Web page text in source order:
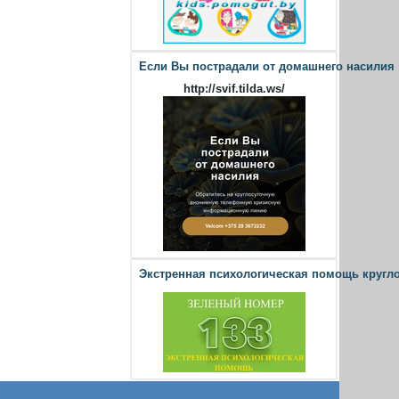
Если Вы пострадали от домашнего насилия
http://svif.tilda.ws/
Экстренная психологическая помощь